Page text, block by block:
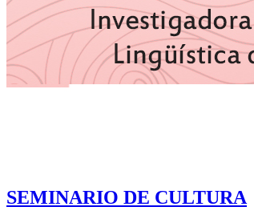
SEMINARIO DE CULTURA